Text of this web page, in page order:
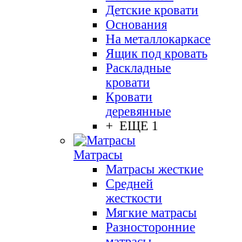
Детские кровати
Основания
На металлокаркасе
Ящик под кровать
Раскладные
кровати
Кровати
деревянные
+ ЕЩЕ 1
Матрасы
Матрасы жесткие
Средней
жесткости
Мягкие матрасы
Разносторонние